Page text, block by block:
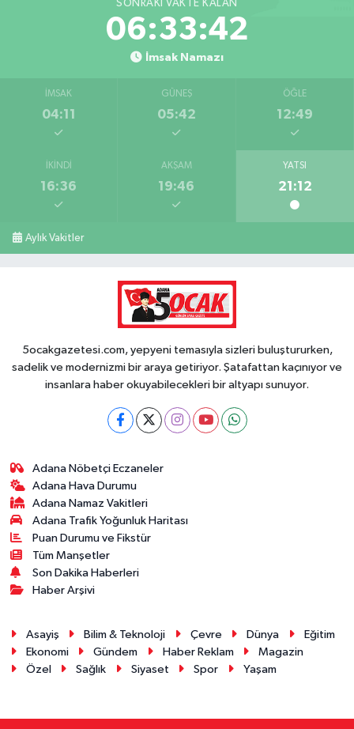
SONRAKI VAKTE KALAN
06:33:42
İmsak Namazı
İMSAK
04:11
GÜNEŞ
05:42
ÖĞLE
12:49
İKINDI
16:36
AKŞAM
19:46
YATSI
21:12
Aylık Vakitler
5ocakgazetesi.com, yepyeni temasıyla sizleri buluştururken,
sadelik ve modernizmi bir araya getiriyor. Şatafattan kaçınıyor ve
insanlara haber okuyabilecekleri bir altyapı sunuyor.
Adana Nöbetçi Eczaneler
Adana Hava Durumu
Adana Namaz Vakitleri
Adana Trafik Yoğunluk Haritası
Puan Durumu ve Fikstür
Tüm Manşetler
Son Dakika Haberleri
Haber Arşivi
Asayiş Bilim & Teknoloji Çevre Dünya
Eğitim
Ekonomi
Gündem Haber Reklam
Magazin
Özel
Sağlık Siyaset Spor Yaşam